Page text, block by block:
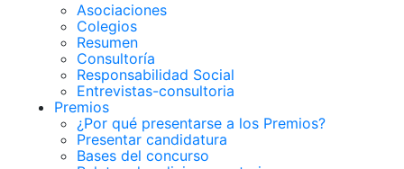
Asociaciones
Colegios
Resumen
Consultoría
Responsabilidad Social
Entrevistas-consultoria
Premios
¿Por qué presentarse a los Premios?
Presentar candidatura
Bases del concurso